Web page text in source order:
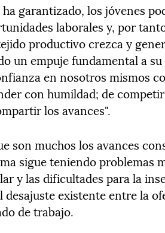
garantizado, los jóvenes
laborales y, por
productivo crezca y
un empuje fundamental a
en nosotros mismos
con humildad; de
los avances".
son muchos los avances
sigue teniendo problemas
y las dificultades para la
desajuste existente entre la
de trabajo.